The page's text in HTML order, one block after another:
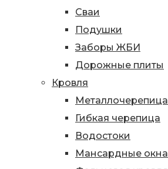
Сваи
Подушки
Заборы ЖБИ
Дорожные плиты
Кровля
Металлочерепица
Гибкая черепица
Водостоки
Мансардные окна